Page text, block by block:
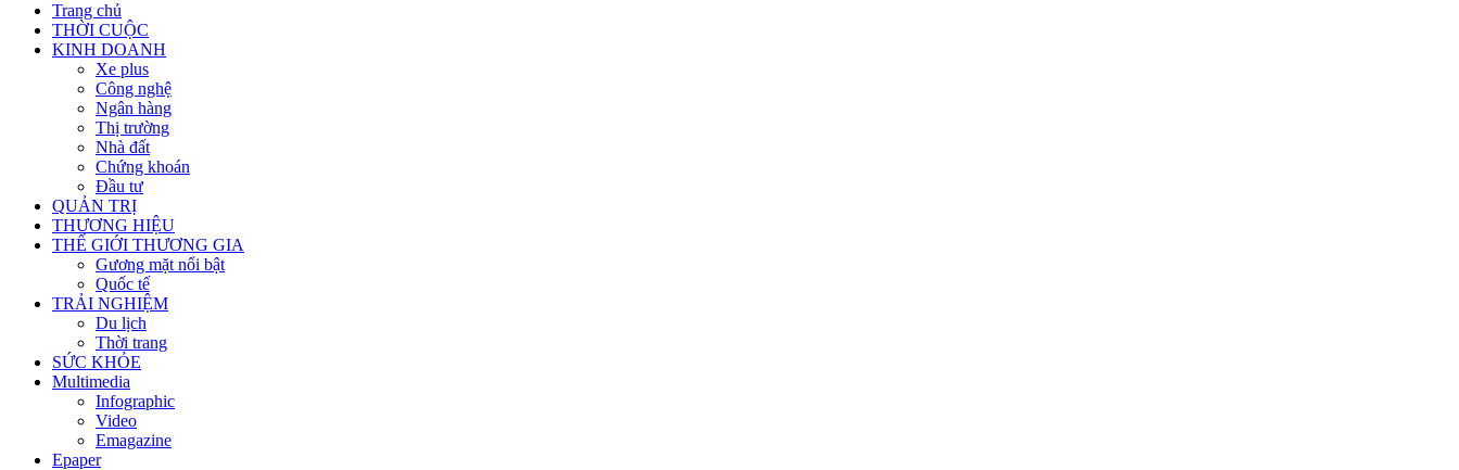
Trang chủ
THỜI CUỘC
KINH DOANH
Xe plus
Công nghệ
Ngân hàng
Thị trường
Nhà đất
Chứng khoán
Đầu tư
QUẢN TRỊ
THƯƠNG HIỆU
THẾ GIỚI THƯƠNG GIA
Gương mặt nổi bật
Quốc tế
TRẢI NGHIỆM
Du lịch
Thời trang
SỨC KHỎE
Multimedia
Infographic
Video
Emagazine
Epaper